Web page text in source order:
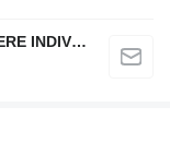
SZENTMIKLOSI ADALBERT ÎNTREPRINDERE INDIVIDUALĂ